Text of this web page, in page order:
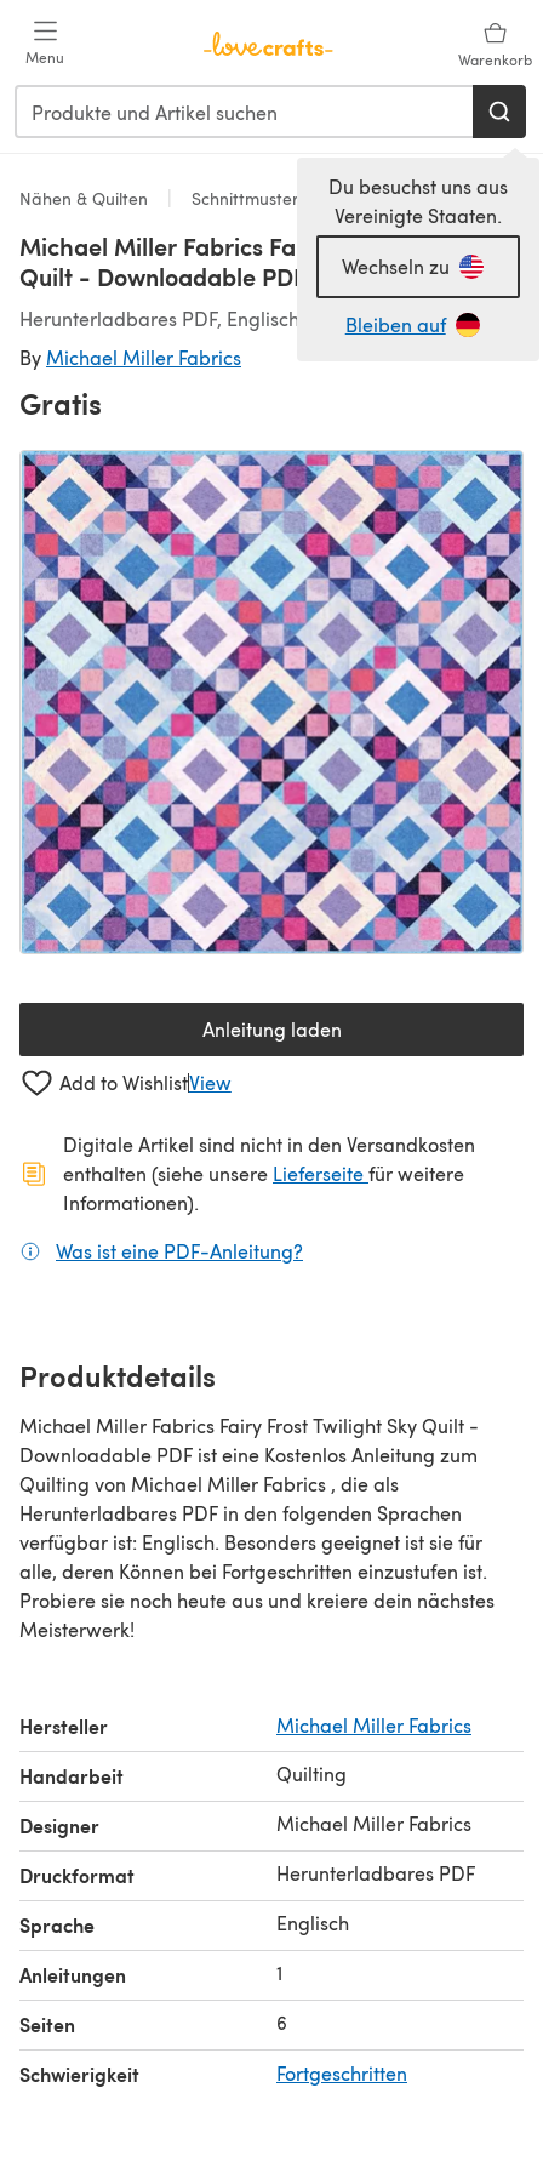
Menu Warenkorb
Du besuchst uns aus
Vereinigte Staaten.
Wechseln zu
Bleiben auf
Nähen & Quilten Schnittmuster & Quiltmuster
Michael Miller Fabrics Fairy Frost Twilight Sky
Quilt - Downloadable PDF
Herunterladbares PDF, Englisch
By Michael Miller Fabrics
Gratis
Anleitung laden(öffnet sich in einem neuen
Add to WishlistView
Digitale Artikel sind nicht in den Versandkosten
enthalten (siehe unsere Lieferseite(öffnet sich in
für weitere
Informationen).
Was ist eine PDF-Anleitung?
Produktdetails
Michael Miller Fabrics Fairy Frost Twilight Sky Quilt -
Downloadable PDF ist eine Kostenlos Anleitung zum
Quilting von Michael Miller Fabrics , die als
Herunterladbares PDF in den folgenden Sprachen
verfügbar ist: Englisch. Besonders geeignet ist sie für
alle, deren Können bei Fortgeschritten einzustufen ist.
Probiere sie noch heute aus und kreiere dein nächstes
Meisterwerk!
Hersteller Michael Miller Fabrics
Handarbeit Quilting
Designer Michael Miller Fabrics
Druckformat Herunterladbares PDF
Sprache Englisch
Anleitungen 1
Seiten 6
Schwierigkeit Fortgeschritten